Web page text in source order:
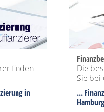
finden
in
Die
Sie bei
...